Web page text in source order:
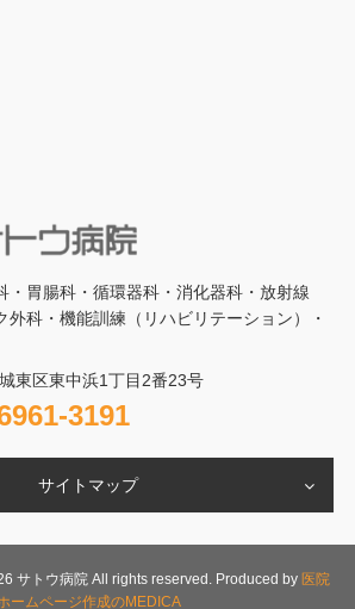
・胃腸科・循環器科・消化器科・放射線
外科・機能訓練（リハビリテーション）・
東区東中浜1丁目2番23号
3191
サイトマップ
サトウ病院 All rights reserved. Produced by 医院
ームページ作成のMEDICA